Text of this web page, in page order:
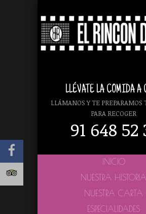
LLÉVATE LA COMIDA A
LLÁMANOS Y TE PREPARAMOS
PARA RECOGER
91 648 52
INICIO
NUESTRA HISTORIA
NUESTRA CARTA
ESPECIALIDADES